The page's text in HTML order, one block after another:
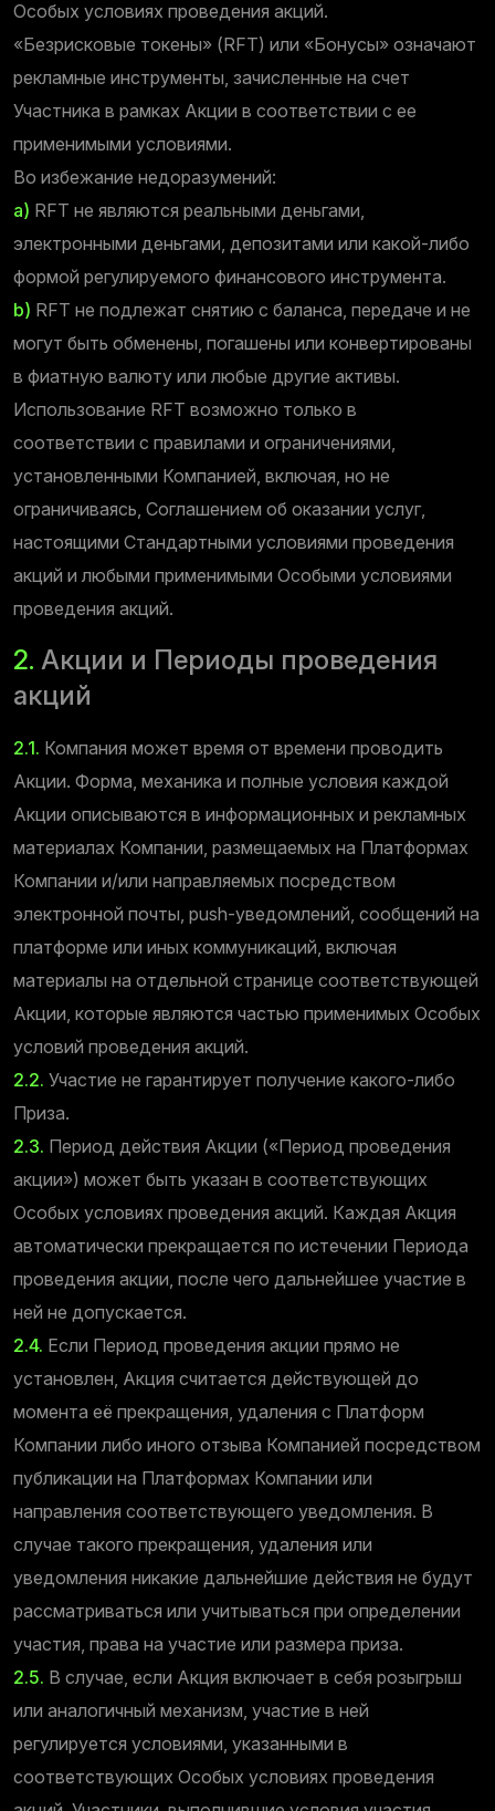
Особых условиях проведения акций.
«Безрисковые токены» (RFT) или «Бонусы» означают
рекламные инструменты, зачисленные на счет
Участника в рамках Акции в соответствии с ее
применимыми условиями.
Во избежание недоразумений:
а) RFT не являются реальными деньгами,
электронными деньгами, депозитами или какой-либо
формой регулируемого финансового инструмента.
b) RFT не подлежат снятию с баланса, передаче и не
могут быть обменены, погашены или конвертированы
в фиатную валюту или любые другие активы.
Использование RFT возможно только в
соответствии с правилами и ограничениями,
установленными Компанией, включая, но не
ограничиваясь, Соглашением об оказании услуг,
настоящими Стандартными условиями проведения
акций и любыми применимыми Особыми условиями
проведения акций.
2. Акции и Периоды проведения
акций
2.1. Компания может время от времени проводить
Акции. Форма, механика и полные условия каждой
Акции описываются в информационных и рекламных
материалах Компании, размещаемых на Платформах
Компании и/или направляемых посредством
электронной почты, push-уведомлений, сообщений на
платформе или иных коммуникаций, включая
материалы на отдельной странице соответствующей
Акции, которые являются частью применимых Особых
условий проведения акций.
2.2. Участие не гарантирует получение какого-либо
Приза.
2.3. Период действия Акции («Период проведения
акции») может быть указан в соответствующих
Особых условиях проведения акций. Каждая Акция
автоматически прекращается по истечении Периода
проведения акции, после чего дальнейшее участие в
ней не допускается.
2.4. Если Период проведения акции прямо не
установлен, Акция считается действующей до
момента её прекращения, удаления с Платформ
Компании либо иного отзыва Компанией посредством
публикации на Платформах Компании или
направления соответствующего уведомления. В
случае такого прекращения, удаления или
уведомления никакие дальнейшие действия не будут
рассматриваться или учитываться при определении
участия, права на участие или размера приза.
2.5. В случае, если Акция включает в себя розыгрыш
или аналогичный механизм, участие в ней
регулируется условиями, указанными в
соответствующих Особых условиях проведения